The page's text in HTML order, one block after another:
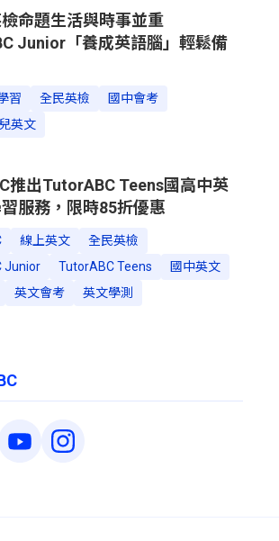
命題生活與時事並重
Junior「養成英語腦」輕鬆備
習 全民英檢
國中會考
英文
推出TutorABC Teens國高中英
服務，限時85折優惠
線上英文
全民英檢
Junior
TutorABC Teens
國中英文
英文會考 英文學測